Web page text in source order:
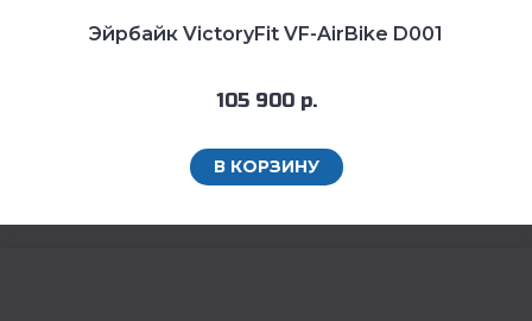
Эйрбайк VictoryFit VF-AirBike D001
105 900 р.
В КОРЗИНУ